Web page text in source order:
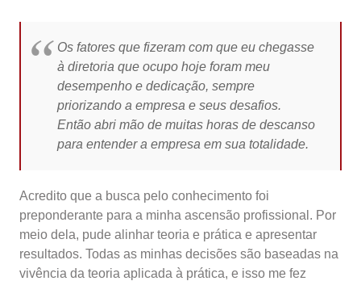
Os fatores que fizeram com que eu chegasse
à diretoria que ocupo hoje foram meu
desempenho e dedicação, sempre
priorizando a empresa e seus desafios.
Então abri mão de muitas horas de descanso
para entender a empresa em sua totalidade.
Acredito que a busca pelo conhecimento foi
preponderante para a minha ascensão profissional. Por
meio dela, pude alinhar teoria e prática e apresentar
resultados. Todas as minhas decisões são baseadas na
vivência da teoria aplicada à prática, e isso me fez